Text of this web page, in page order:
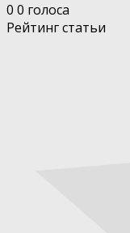
0 0 голоса
Рейтинг статьи